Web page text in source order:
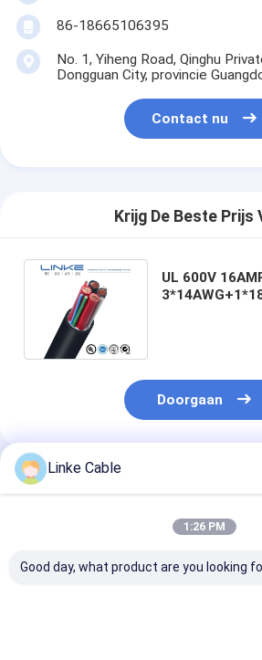
86-18665106395
No. 1, Yiheng Road, Qinghu
Dongguan City, provincie
Contact nu
Krijg De Beste Prijs
UL 600V
Doorgaan
Geadviseerde Producten
Linke Cable
1:26 PM
Good day, what product are you looking